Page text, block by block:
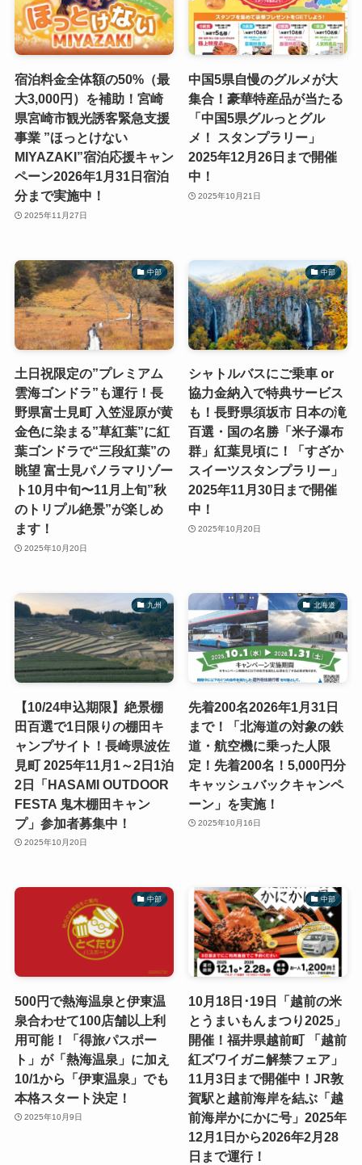
宿泊料金全体額の50%（最
大3,000円）を補助！宮崎
県宮崎市観光誘客緊急支援
事業 ”ほっとけない
MIYAZAKI”宿泊応援キャン
ペーン2026年1月31日宿泊
分まで実施中！
2025年11月27日
中国5県自慢のグルメが大
集合！豪華特産品が当たる
「中国5県グルっとグル
メ！ スタンプラリー」
2025年12月26日まで開催
中！
2025年10月21日
中部
土日祝限定の”プレミアム
雲海ゴンドラ”も運行！長
野県富士見町 入笠湿原が黄
金色に染まる”草紅葉”に紅
葉ゴンドラで“三段紅葉”の
眺望 富士見パノラマリゾー
ト10月中旬〜11月上旬”秋
のトリプル絶景”が楽しめ
ます！
2025年10月20日
中部
シャトルバスにご乗車 or
協力金納入で特典サービス
も！長野県須坂市 日本の滝
百選・国の名勝「米子瀑布
群」紅葉見頃に！「すざか
スイーツスタンプラリー」
2025年11月30日まで開催
中！
2025年10月20日
九州
【10/24申込期限】絶景棚
田百選で1日限りの棚田キ
ャンプサイト！長崎県波佐
見町 2025年11月1～2日1泊
2日「HASAMI OUTDOOR
FESTA 鬼木棚田キャン
プ」参加者募集中！
2025年10月20日
北海道
先着200名2026年1月31日
まで！「北海道の対象の鉄
道・航空機に乗った人限
定！先着200名！5,000円分
キャッシュバックキャンペ
ーン」を実施！
2025年10月16日
中部
500円で熱海温泉と伊東温
泉合わせて100店舗以上利
用可能！「得旅パスポー
ト」が「熱海温泉」に加え
10/1から「伊東温泉」でも
本格スタート決定！
2025年10月9日
中部
10月18日･19日「越前の米
とうまいもんまつり2025」
開催！福井県越前町 「越前
紅ズワイガニ解禁フェア」
11月3日まで開催中！JR敦
賀駅と越前海岸を結ぶ「越
前海岸かにかに号」2025年
12月1日から2026年2月28
日まで運行！